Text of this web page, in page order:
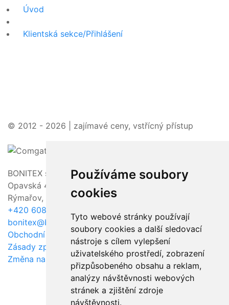
Používáme soubory
cookies
Tyto webové stránky používají
soubory cookies a další sledovací
nástroje s cílem vylepšení
uživatelského prostředí, zobrazení
přizpůsobeného obsahu a reklam,
analýzy návštěvnosti webových
stránek a zjištění zdroje
návštěvnosti.
Úvod
Klientská sekce/Přihlášení
© 2012 - 2026 | zajímavé ceny, vstřícný přístup
BONITEX s.r.o.
Opavská 463/23,
Rýmařov, 795 01
+420 608 011 118
bonitex@bonitex.cz
Obchodní podmínky / GDPR
Zásady zpracování souborů cookie
Změna nastavení cookie